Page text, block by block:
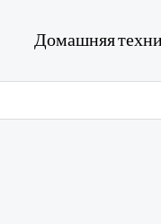
Домашняя